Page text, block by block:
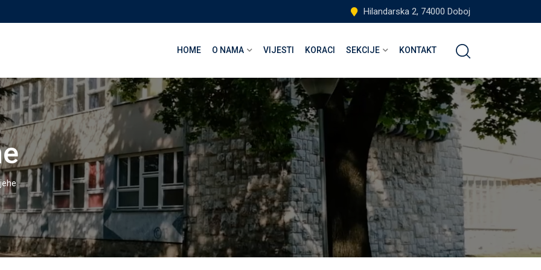
Hilandarska 2, 74000 Doboj
HOME O NAMA VIJESTI KORACI SEKCIJE KONTAKT